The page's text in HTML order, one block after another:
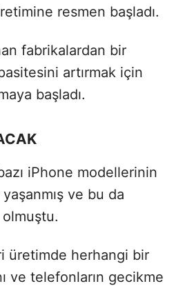
resmen başladı.
fabrikalardan bir
artırmak için
başladı.
iPhone modellerinin
ve bu da
üretimde herhangi bir
ve telefonların gecikme